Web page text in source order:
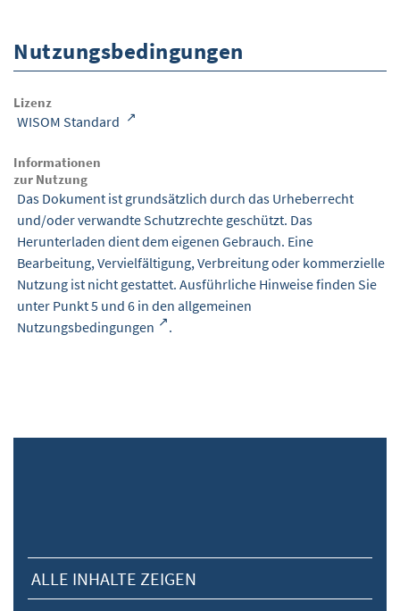
Nutzungsbedingungen
Lizenz
WISOM Standard
Informationen
zur Nutzung
Das Dokument ist grundsätzlich durch das Urheberrecht
und/oder verwandte Schutzrechte geschützt. Das
Herunterladen dient dem eigenen Gebrauch. Eine
Bearbeitung, Vervielfältigung, Verbreitung oder kommerzielle
Nutzung ist nicht gestattet. Ausführliche Hinweise finden Sie
unter Punkt 5 und 6 in den allgemeinen
Nutzungsbedingungen
.
ALLE INHALTE ZEIGEN